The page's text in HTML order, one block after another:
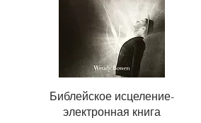
Быстрый просмотр
Библейское исцеление-
электронная книга